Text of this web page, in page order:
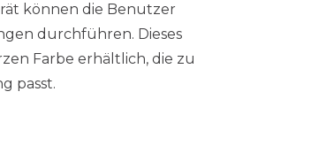
können die Benutzer
durchführen. Dieses
Farbe erhältlich, die zu
passt.